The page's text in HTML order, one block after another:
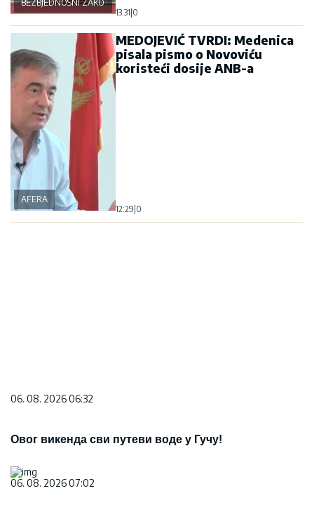
BEZBJEDNOSNI ZAKONI
13:31 0
AFERA
MEDOJEVIĆ TVRDI: Medenica
pisala pismo o Novoviću
koristeći dosije ANB-a
12:29 0
06. 08. 2026 06:32
Овог викенда сви путеви воде у Гучу!
06. 08. 2026 07:02